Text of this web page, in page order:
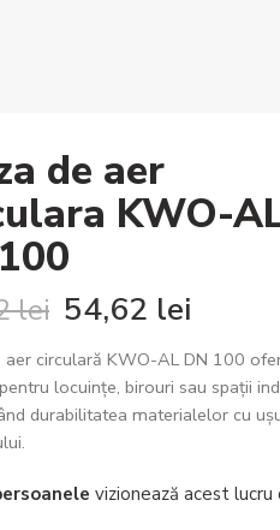
de aer
KWO-
lei 54,62 lei
aer circulară KWO-AL DN 100
locuințe, birouri sau spații
durabilitatea materialelor cu
vizionează acest lucru